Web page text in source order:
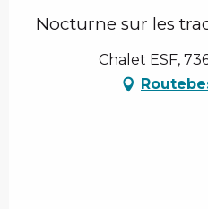
Nocturne sur les
Chalet ESF,